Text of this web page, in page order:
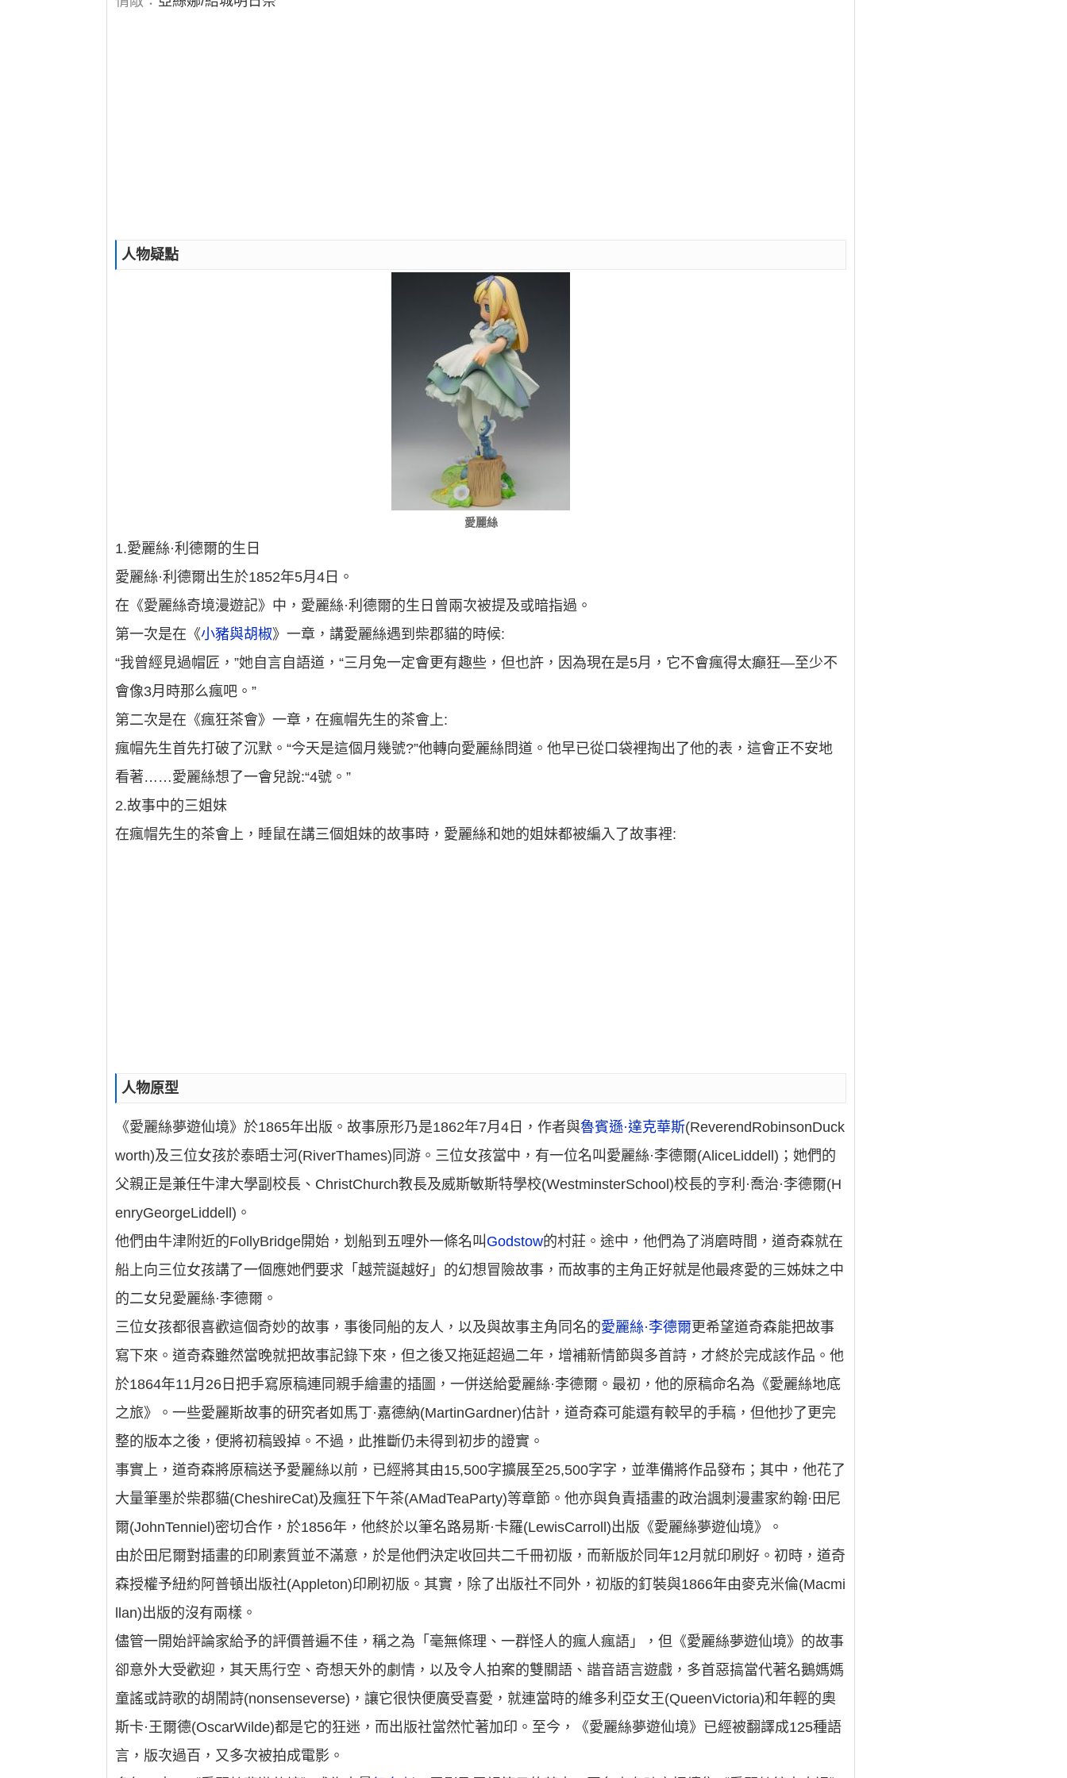
人物疑點
愛麗絲
1.愛麗絲·利德爾的生日
愛麗絲·利德爾出生於1852年5月4日。
在《愛麗絲奇境漫遊記》中，愛麗絲·利德爾的生日曾兩次被提及或暗指過。
第一次是在《小豬與胡椒》一章，講愛麗絲遇到柴郡貓的時候:
“我曾經見過帽匠，”她自言自語道，“三月兔一定會更有趣些，但也許，因為現在是5月，它不會瘋得太癲狂—至少不
會像3月時那么瘋吧。”
第二次是在《瘋狂茶會》一章，在瘋帽先生的茶會上:
瘋帽先生首先打破了沉默。“今天是這個月幾號?”他轉向愛麗絲問道。他早已從口袋裡掏出了他的表，這會正不安地
看著……愛麗絲想了一會兒說:“4號。”
2.故事中的三姐妹
在瘋帽先生的茶會上，睡鼠在講三個姐妹的故事時，愛麗絲和她的姐妹都被編入了故事裡:
人物原型
《愛麗絲夢遊仙境》於1865年出版。故事原形乃是1862年7月4日，作者與魯賓遜·達克華斯(ReverendRobinsonDuck
worth)及三位女孩於泰晤士河(RiverThames)同游。三位女孩當中，有一位名叫愛麗絲·李德爾(AliceLiddell)；她們的
父親正是兼任牛津大學副校長、ChristChurch教長及威斯敏斯特學校(WestminsterSchool)校長的亨利·喬治·李德爾(H
enryGeorgeLiddell)。
他們由牛津附近的FollyBridge開始，划船到五哩外一條名叫 Godstow的村莊。途中，他們為了消磨時間，道奇森就在
船上向三位女孩講了一個應她們要求「越荒誕越好」的幻想冒險故事，而故事的主角正好就是他最疼愛的三姊妹之中
的二女兒愛麗絲·李德爾。
三位女孩都很喜歡這個奇妙的故事，事後同船的友人，以及與故事主角同名的愛麗絲·李德爾更希望道奇森能把故事
寫下來。道奇森雖然當晚就把故事記錄下來，但之後又拖延超過二年，增補新情節與多首詩，才終於完成該作品。他
於1864年11月26日把手寫原稿連同親手繪畫的插圖，一併送給愛麗絲·李德爾。最初，他的原稿命名為《愛麗絲地底
之旅》。一些愛麗斯故事的研究者如馬丁·嘉德納(MartinGardner)估計，道奇森可能還有較早的手稿，但他抄了更完
整的版本之後，便將初稿毀掉。不過，此推斷仍未得到初步的證實。
事實上，道奇森將原稿送予愛麗絲以前，已經將其由15,500字擴展至25,500字字，並準備將作品發布；其中，他花了
大量筆墨於柴郡貓(CheshireCat)及瘋狂下午茶(AMadTeaParty)等章節。他亦與負責插畫的政治諷刺漫畫家約翰·田尼
爾(JohnTenniel)密切合作，於1856年，他終於以筆名路易斯·卡羅(LewisCarroll)出版《愛麗絲夢遊仙境》。
由於田尼爾對插畫的印刷素質並不滿意，於是他們決定收回共二千冊初版，而新版於同年12月就印刷好。初時，道奇
森授權予紐約阿普頓出版社(Appleton)印刷初版。其實，除了出版社不同外，初版的釘裝與1866年由麥克米倫(Macmi
llan)出版的沒有兩樣。
儘管一開始評論家給予的評價普遍不佳，稱之為「毫無條理、一群怪人的瘋人瘋語」，但《愛麗絲夢遊仙境》的故事
卻意外大受歡迎，其天馬行空、奇想天外的劇情，以及令人拍案的雙關語、諧音語言遊戲，多首惡搞當代著名鵝媽媽
童謠或詩歌的胡鬧詩(nonsenseverse)，讓它很快便廣受喜愛，就連當時的維多利亞女王(QueenVictoria)和年輕的奧
斯卡·王爾德(OscarWilde)都是它的狂迷，而出版社當然忙著加印。至今，《愛麗絲夢遊仙境》已經被翻譯成125種語
言，版次過百，又多次被拍成電影。